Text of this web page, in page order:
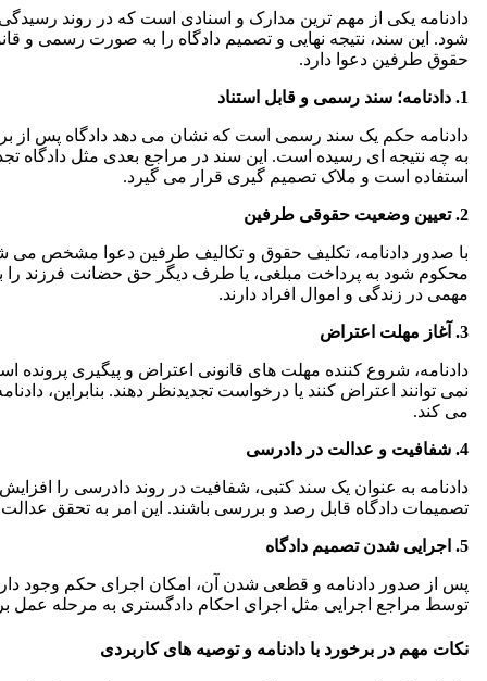
دادنامه یکی از مهم ترین مدارک و اسنادی است که در روند
شود. این سند، نتیجه نهایی و تصمیم دادگاه را به صورت رسمی و
حقوق طرفین دعوا دارد.
1. دادنامه؛ سند رسمی و قابل استناد
دادنامه حکم یک سند رسمی است که نشان می دهد دادگاه پس از
به چه نتیجه ای رسیده است. این سند در مراجع بعدی مثل دادگاه
استفاده است و ملاک تصمیم گیری قرار می گیرد.
2. تعیین وضعیت حقوقی طرفین
با صدور دادنامه، تکلیف حقوق و تکالیف طرفین دعوا مشخص
محکوم شود به پرداخت مبلغی، یا طرف دیگر حق حضانت فرزند
مهمی در زندگی و اموال افراد دارند.
3. آغاز مهلت اعتراض
دادنامه، شروع کننده مهلت های قانونی اعتراض و پیگیری پرونده
نمی توانند اعتراض کنند یا درخواست تجدیدنظر دهند. بنابراین،
می کند.
4. شفافیت و عدالت در دادرسی
دادنامه به عنوان یک سند کتبی، شفافیت در روند دادرسی را
تصمیمات دادگاه قابل رصد و بررسی باشند. این امر به تحقق
5. اجرایی شدن تصمیم دادگاه
پس از صدور دادنامه و قطعی شدن آن، امکان اجرای حکم وجود دارد.
توسط مراجع اجرایی مثل اجرای احکام دادگستری به مرحله
نکات مهم در برخورد با دادنامه و توصیه های کاربردی